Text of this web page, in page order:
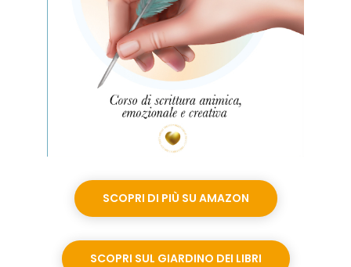
SCOPRI DI PIÙ SU AMAZON
SCOPRI SUL GIARDINO DEI LIBRI